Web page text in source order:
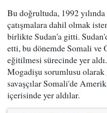
Bu doğrultuda, 1992
çatışmalara dahil olmak
birlikte Sudan'a gitti.
etti, bu dönemde Somali ve
eğitilmesi sürecinde yer
Mogadişu sorumlusu
savaşçılar Somali'de
içerisinde yer aldılar.